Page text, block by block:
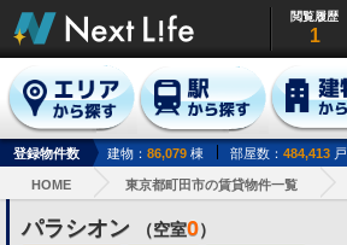
閲覧履歴
1
登録物件数 建物： 86,079 棟 部屋数： 484,413 戸
HOME 東京都町田市の賃貸物件一覧
パラシオン （空室0）